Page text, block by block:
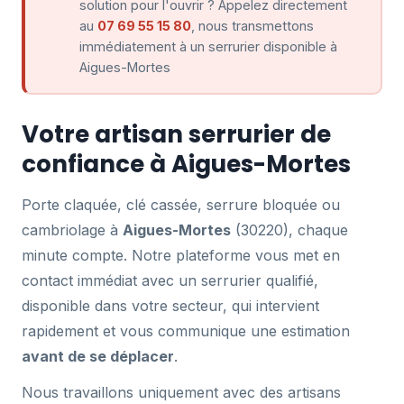
solution pour l'ouvrir ? Appelez directement
au 07 69 55 15 80 , nous transmettons
immédiatement à un serrurier disponible à
Aigues-Mortes
Votre artisan serrurier de
confiance à Aigues-Mortes
Porte claquée, clé cassée, serrure bloquée ou
cambriolage à Aigues-Mortes (30220), chaque
minute compte. Notre plateforme vous met en
contact immédiat avec un serrurier qualifié,
disponible dans votre secteur, qui intervient
rapidement et vous communique une estimation
avant de se déplacer.
Nous travaillons uniquement avec des artisans